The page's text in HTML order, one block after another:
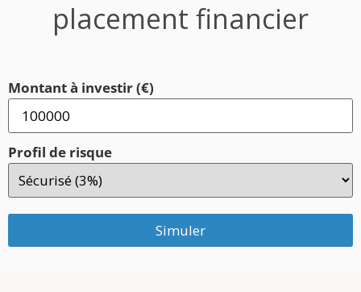
placement financier
Montant à investir (€)
Profil de risque
Simuler